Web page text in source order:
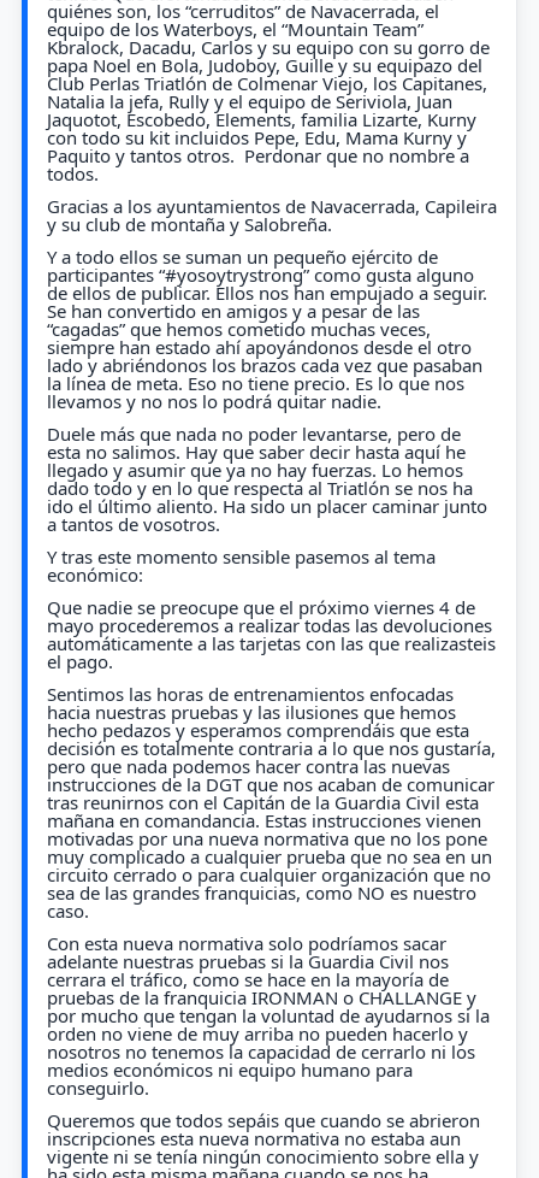
quiénes son, los “cerruditos” de Navacerrada, el
equipo de los Waterboys, el “Mountain Team”
Kbralock, Dacadu, Carlos y su equipo con su gorro de
papa Noel en Bola, Judoboy, Guille y su equipazo del
Club Perlas Triatlón de Colmenar Viejo, los Capitanes,
Natalia la jefa, Rully y el equipo de Seriviola, Juan
Jaquotot, Escobedo, Elements, familia Lizarte, Kurny
con todo su kit incluidos Pepe, Edu, Mama Kurny y
Paquito y tantos otros. Perdonar que no nombre a
todos.
Gracias a los ayuntamientos de Navacerrada, Capileira
y su club de montaña y Salobreña.
Y a todo ellos se suman un pequeño ejército de
participantes “#yosoytrystrong” como gusta alguno
de ellos de publicar. Ellos nos han empujado a seguir.
Se han convertido en amigos y a pesar de las
“cagadas” que hemos cometido muchas veces,
siempre han estado ahí apoyándonos desde el otro
lado y abriéndonos los brazos cada vez que pasaban
la línea de meta. Eso no tiene precio. Es lo que nos
llevamos y no nos lo podrá quitar nadie.
Duele más que nada no poder levantarse, pero de
esta no salimos. Hay que saber decir hasta aquí he
llegado y asumir que ya no hay fuerzas. Lo hemos
dado todo y en lo que respecta al Triatlón se nos ha
ido el último aliento. Ha sido un placer caminar junto
a tantos de vosotros.
Y tras este momento sensible pasemos al tema
económico:
Que nadie se preocupe que el próximo viernes 4 de
mayo procederemos a realizar todas las devoluciones
automáticamente a las tarjetas con las que realizasteis
el pago.
Sentimos las horas de entrenamientos enfocadas
hacia nuestras pruebas y las ilusiones que hemos
hecho pedazos y esperamos comprendáis que esta
decisión es totalmente contraria a lo que nos gustaría,
pero que nada podemos hacer contra las nuevas
instrucciones de la DGT que nos acaban de comunicar
tras reunirnos con el Capitán de la Guardia Civil esta
mañana en comandancia. Estas instrucciones vienen
motivadas por una nueva normativa que no los pone
muy complicado a cualquier prueba que no sea en un
circuito cerrado o para cualquier organización que no
sea de las grandes franquicias, como NO es nuestro
caso.
Con esta nueva normativa solo podríamos sacar
adelante nuestras pruebas si la Guardia Civil nos
cerrara el tráfico, como se hace en la mayoría de
pruebas de la franquicia IRONMAN o CHALLANGE y
por mucho que tengan la voluntad de ayudarnos si la
orden no viene de muy arriba no pueden hacerlo y
nosotros no tenemos la capacidad de cerrarlo ni los
medios económicos ni equipo humano para
conseguirlo.
Queremos que todos sepáis que cuando se abrieron
inscripciones esta nueva normativa no estaba aun
vigente ni se tenía ningún conocimiento sobre ella y